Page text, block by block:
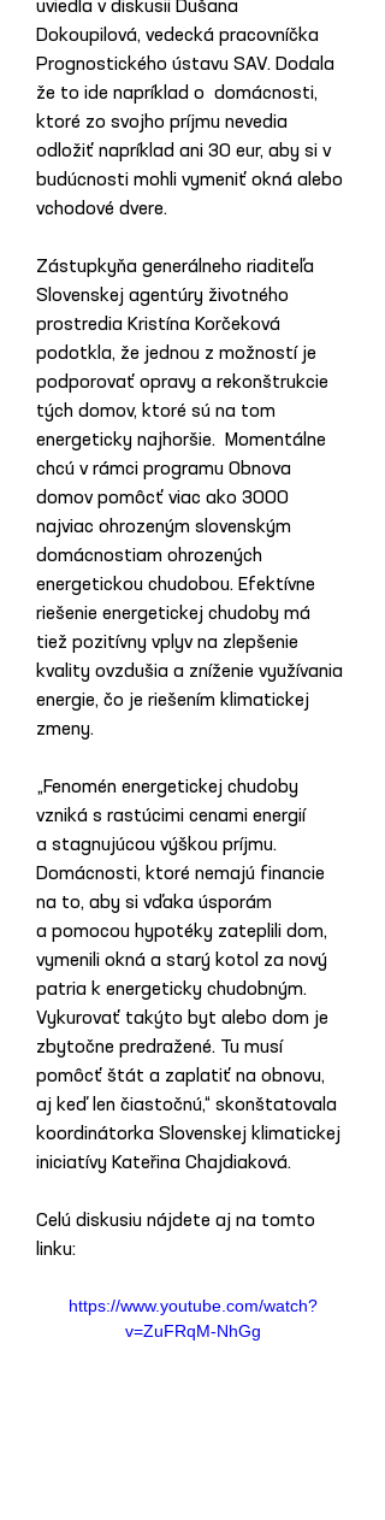
uviedla v diskusii Dušana
Dokoupilová, vedecká pracovníčka
Prognostického ústavu SAV. Dodala
že to ide napríklad o  domácnosti,
ktoré zo svojho príjmu nevedia
odložiť napríklad ani 30 eur, aby si v
budúcnosti mohli vymeniť okná alebo
vchodové dvere.
Zástupkyňa generálneho riaditeľa
Slovenskej agentúry životného
prostredia Kristína Korčeková
podotkla, že jednou z možností je
podporovať opravy a rekonštrukcie
tých domov, ktoré sú na tom
energeticky najhoršie.  Momentálne
chcú v rámci programu Obnova
domov pomôcť viac ako 3000
najviac ohrozeným slovenským
domácnostiam ohrozených
energetickou chudobou. Efektívne
riešenie energetickej chudoby má
tiež pozitívny vplyv na zlepšenie
kvality ovzdušia a zníženie využívania
energie, čo je riešením klimatickej
zmeny.
„Fenomén energetickej chudoby
vzniká s rastúcimi cenami energií
a stagnujúcou výškou príjmu.
Domácnosti, ktoré nemajú financie
na to, aby si vďaka úsporám
a pomocou hypotéky zateplili dom,
vymenili okná a starý kotol za nový
patria k energeticky chudobným.
Vykurovať takýto byt alebo dom je
zbytočne predražené. Tu musí
pomôcť štát a zaplatiť na obnovu,
aj keď len čiastočnú,“ skonštatovala
koordinátorka Slovenskej klimatickej
iniciatívy Kateřina Chajdiaková.
Celú diskusiu nájdete aj na tomto
linku:
https://www.youtube.com/watch?
v=ZuFRqM-NhGg